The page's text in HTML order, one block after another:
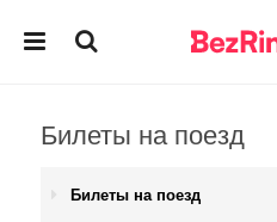
Билеты на поезд
Билеты на поезд